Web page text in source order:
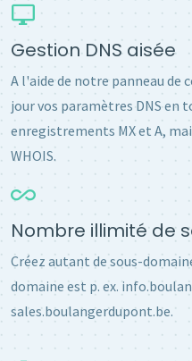
Gestion DNS aisée
A l'aide de notre panneau de
jour vos paramètres DNS
enregistrements MX et A,
WHOIS.
Nombre illimité de
Créez autant de sous-
domaine est p. ex.
sales.boulangerdupont.be.